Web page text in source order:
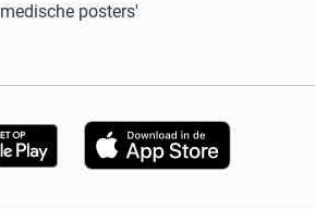
posters'